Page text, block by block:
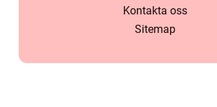
Kontakta oss
Sitemap